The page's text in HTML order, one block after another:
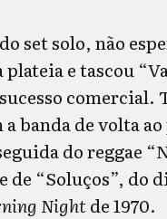
set solo, não
e tascou
comercial.
banda de volta
do reggae
de “Soluços”, do
Nightde 1970.